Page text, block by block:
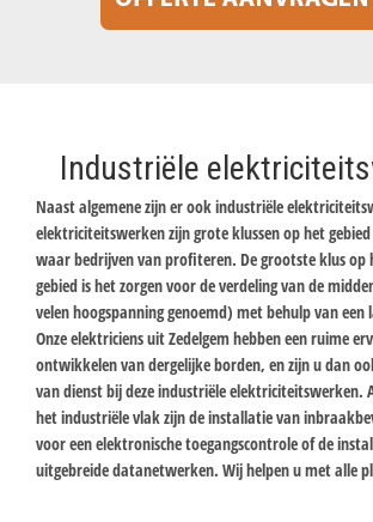
Industriële
Naast algemene zijn er ook industriële
elektriciteitswerken zijn grote klussen op het
waar bedrijven van profiteren. De grootste klus op
gebied is het zorgen voor de verdeling van de
velen hoogspanning genoemd) met behulp van een
Onze elektriciens uit Zedelgem hebben een ruime
ontwikkelen van dergelijke borden, en zijn u dan
van dienst bij deze industriële elektriciteitswerken.
het industriële vlak zijn de installatie van
voor een elektronische toegangscontrole of de
uitgebreide datanetwerken. Wij helpen u met alle